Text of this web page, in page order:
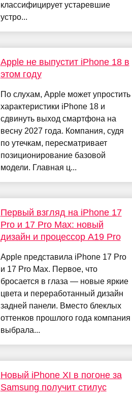
классифицирует устаревшие
устро...
Apple не выпустит iPhone 18 в
этом году
По слухам, Apple может упростить
характеристики iPhone 18 и
сдвинуть выход смартфона на
весну 2027 года. Компания, судя
по утечкам, пересматривает
позиционирование базовой
модели. Главная ц...
Первый взгляд на iPhone 17
Pro и 17 Pro Max: новый
дизайн и процессор A19 Pro
Apple представила iPhone 17 Pro
и 17 Pro Max. Первое, что
бросается в глаза — новые яркие
цвета и переработанный дизайн
задней панели. Вместо блеклых
оттенков прошлого года компания
выбрала...
Новый iPhone XI в погоне за
Samsung получит стилус